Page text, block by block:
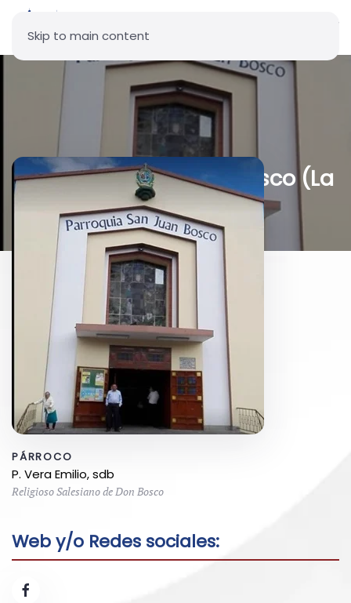
Skip to main content
Parroquia San Juan Bosco (La
Kennedy)
PÁRROCO
P. Vera Emilio, sdb
Religioso Salesiano de Don Bosco
Web y/o Redes sociales: